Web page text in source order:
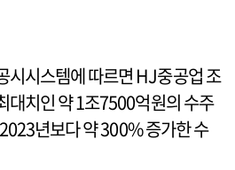
시시스템에 따르면 HJ중공업 조
대치인 약 1조7500억원의 수주
년보다 약 300% 증가한 수